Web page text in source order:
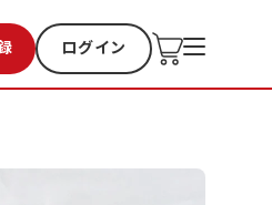
ログイン
お気に入り 過去購入